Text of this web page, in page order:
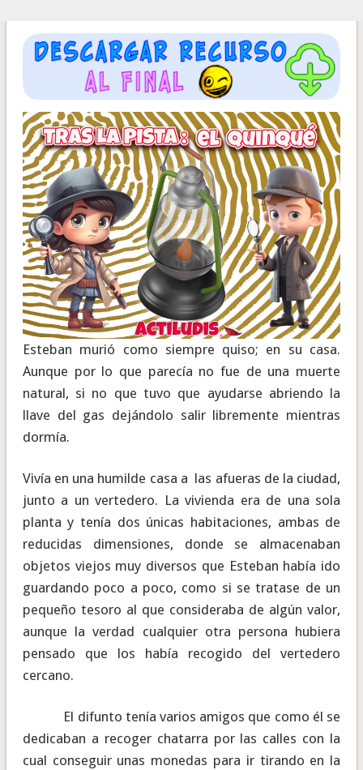
Esteban murió como siempre quiso; en su casa.
Aunque por lo que parecía no fue de una muerte
natural, si no que tuvo que ayudarse abriendo la
llave del gas dejándolo salir libremente mientras
dormía.
Vivía en una humilde casa a las afueras de la ciudad,
junto a un vertedero. La vivienda era de una sola
planta y tenía dos únicas habitaciones, ambas de
reducidas dimensiones, donde se almacenaban
objetos viejos muy diversos que Esteban había ido
guardando poco a poco, como si se tratase de un
pequeño tesoro al que consideraba de algún valor,
aunque la verdad cualquier otra persona hubiera
pensado que los había recogido del vertedero
cercano.
El difunto tenía varios amigos que como él se
dedicaban a recoger chatarra por las calles con la
cual conseguir unas monedas para ir tirando en la